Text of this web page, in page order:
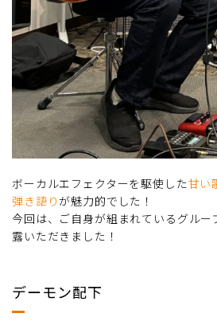
ボーカルエフェクターを駆使した甘い
弾き語り が魅力的でした！
今回は、ご自身が組まれているグルー
露いただきました！
デーモン配下